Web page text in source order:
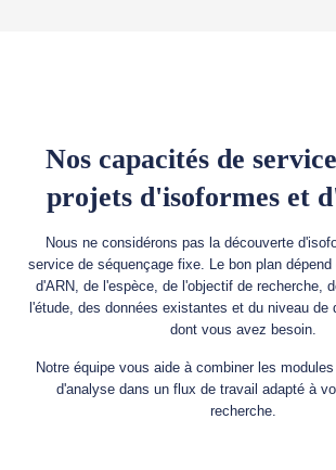
Nos capacités de
projets d'isoformes et
Nous ne considérons pas la découverte
service de séquençage fixe. Le bon plan
d'ARN, de l'espèce, de l'objectif de recherche,
l'étude, des données existantes et du niveau de
dont vous avez besoin.
Notre équipe vous aide à combiner les
d'analyse dans un flux de travail adapté à
recherche.